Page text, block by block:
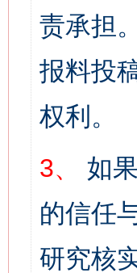
责承担
报料投
权利。
3、
如
的信任
研究核